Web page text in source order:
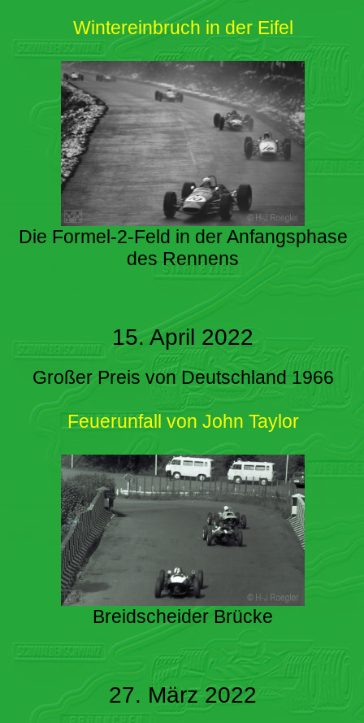
Wintereinbruch in der Eifel
Die Formel-2-Feld in der Anfangsphase
des Rennens
15. April 2022
Großer Preis von Deutschland 1966
Feuerunfall von John Taylor
Breidscheider Brücke
27. März 2022